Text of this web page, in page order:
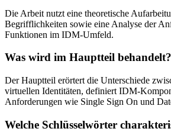
Die Arbeit nutzt eine theoretische
Begrifflichkeiten sowie eine Analyse der
Funktionen im IDM-Umfeld.
Was wird im Hauptteil behandelt?
Der Hauptteil erörtert die Unterschiede
virtuellen Identitäten, definiert IDM-
Anforderungen wie Single Sign On und
Welche Schlüsselwörter